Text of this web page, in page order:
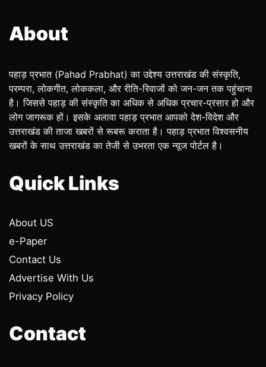
About
पहाड़ प्रभात (Pahad Prabhat) का उद्देश्य उत्तराखंड की संस्कृति,
परम्परा, लोकगीत, लोककला, और रीति-रिवाजों को जन-जन तक पहुंचाना
है। जिससे पहाड़ की संस्कृति का अधिक से अधिक प्रचार-प्रसार हो और
लोग जागरूक हों। इसके अलावा पहाड़ प्रभात आपको देश-विदेश और
उत्तराखंड की ताजा खबरों से रूबरू कराता है। पहाड़ प्रभात विश्वसनीय
खबरों के साथ उत्तराखंड का तेजी से उभरता एक न्यूज पोर्टल है।
Quick Links
About US
e-Paper
Contact Us
Advertise With Us
Privacy Policy
Contact